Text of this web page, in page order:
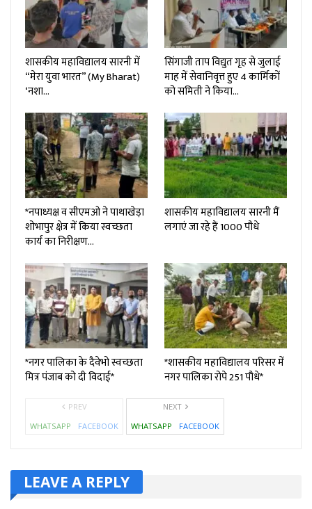
शासकीय महाविद्यालय सारनी में
“मेरा युवा भारत” (My Bharat)
‘नशा…
सिंगाजी ताप विद्युत गृह से जुलाई
माह में सेवानिवृत्त हुए 4 कार्मिकों
को समिती ने किया…
*नपाध्यक्ष व सीएमओ ने पाथाखेड़ा
शोभापुर क्षेत्र में किया स्वच्छता
कार्य का निरीक्षण…
शासकीय महाविद्यालय सारनी मैं
लगाएं जा रहे हैं 1000 पौधे
*नगर पालिका के दैवेभो स्वच्छता
मित्र पंजाब को दी विदाई*
*शासकीय महाविद्यालय परिसर में
नगर पालिका रोपे 251 पौधे*
PREV
WHATSAPP
FACEBOOK
NEXT
WHATSAPP
FACEBOOK
LEAVE A REPLY